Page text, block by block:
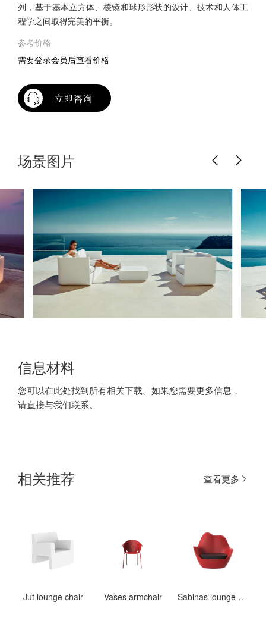
列，基于基本立方体、棱镜和球形形状的设计、技术和人体工
程学之间取得完美的平衡。
参考价格
需要登录会员后查看价格
立即咨询
场景图片
信息材料
您可以在此处找到所有相关下载。如果您需要更多信息，
请直接与我们联系。
相关推荐 查看更多
Jut lounge chair Vases armchair Sabinas lounge chair